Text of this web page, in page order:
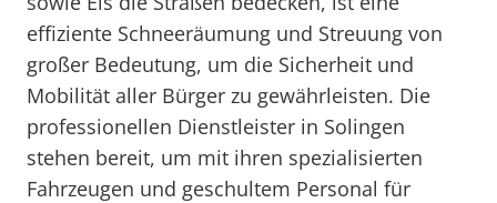
effiziente Schneeräumung und Streuung von
großer Bedeutung, um die Sicherheit und
Mobilität aller Bürger zu gewährleisten. Die
professionellen Dienstleister in Solingen
stehen bereit, um mit ihren spezialisierten
Fahrzeugen und geschultem Personal für